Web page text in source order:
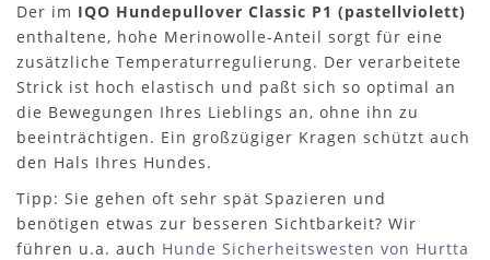
Der im IQO Hundepullover Classic P1 (pastellviolett)
enthaltene, hohe Merinowolle-Anteil sorgt für eine
zusätzliche Temperaturregulierung. Der verarbeitete
Strick ist hoch elastisch und paßt sich so optimal an
die Bewegungen Ihres Lieblings an, ohne ihn zu
beeinträchtigen. Ein großzügiger Kragen schützt auch
den Hals Ihres Hundes.
Tipp: Sie gehen oft sehr spät Spazieren und
benötigen etwas zur besseren Sichtbarkeit? Wir
führen u.a. auch Hunde Sicherheitswesten von Hurtta